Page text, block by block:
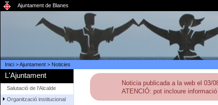
Ajuntament de Blanes
Inici>Ajuntament> Noticies
L'Ajuntament
Salutació de l'Alcalde
Organització institucional
Noticia publicada a la web el 03/
ATENCIÓ: pot incloure